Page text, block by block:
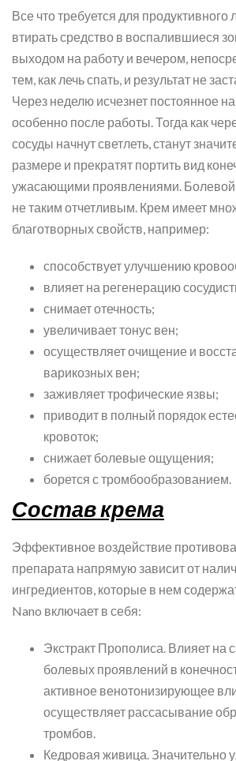
Все что требуется для продуктивного
втирать средство в воспалившиеся
выходом на работу и вечером,
тем, как лечь спать, и результат не
Через неделю исчезнет постоянное
особенно после работы. Тогда как
сосуды начнут светлеть, станут
размере и прекратят портить вид
ужасающими проявлениями. Болевой
не таким отчетливым. Крем имеет
благотворных свойств, например:
способствует улучшению
влияет на регенерацию
снимает отечность;
увеличивает тонус вен;
осуществляет очищение и
варикозных вен;
заживляет трофические язвы;
приводит в полный порядок
кровоток;
снижает болевые ощущения;
борется с тромбообразованием.
Состав крема
Эффективное воздействие
препарата напрямую зависит от
ингредиентов, которые в нем
Nano включает в себя:
Экстракт Прополиса. Влияет на
болевых проявлений в
активное венотонизирующее
осуществляет рассасывание
тромбов.
Кедровая живица. Значительно